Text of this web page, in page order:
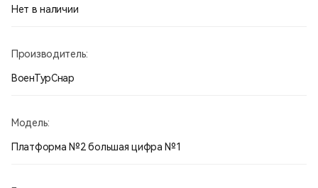
Нет в наличии
Производитель:
ВоенТурСнар
Модель:
Платформа №2 большая цифра №1